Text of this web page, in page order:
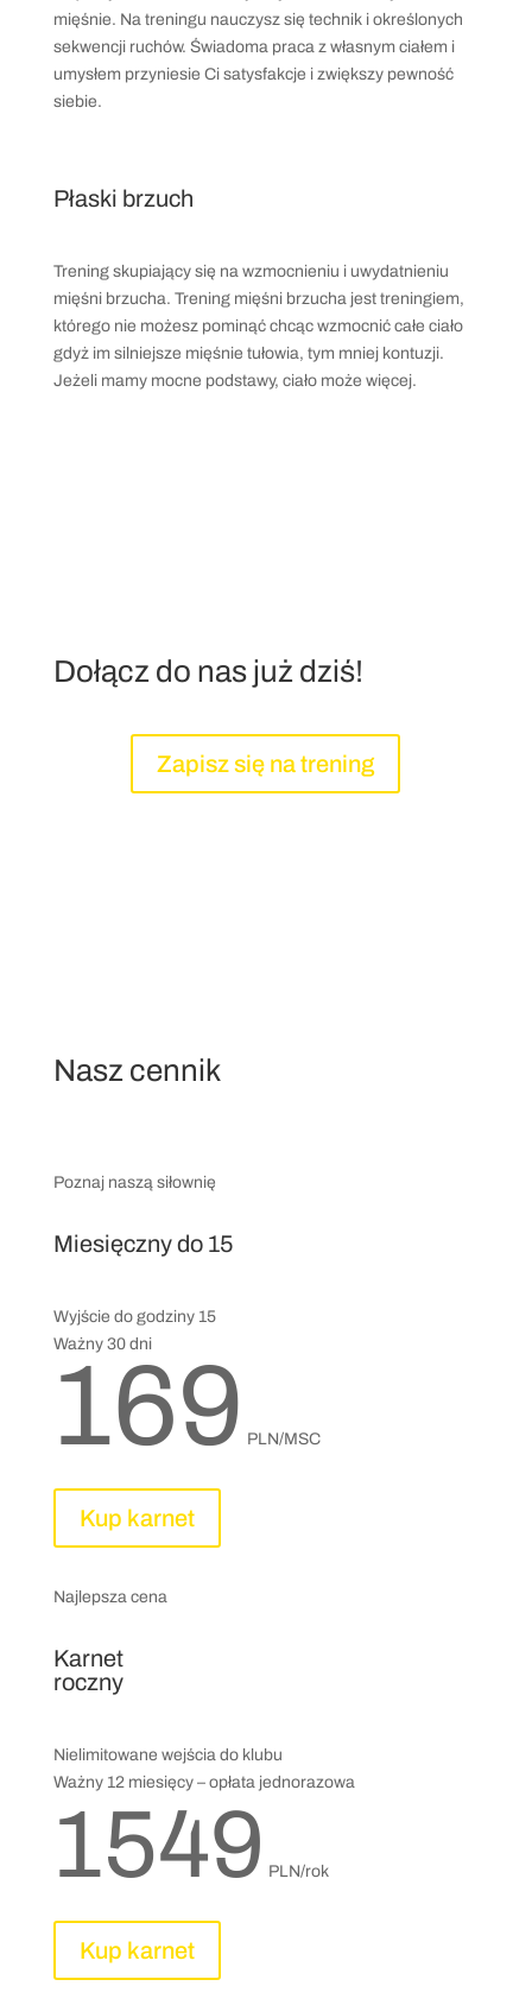
mięśnie. Na treningu nauczysz się technik i określonych
sekwencji ruchów. Świadoma praca z własnym ciałem i
umysłem przyniesie Ci satysfakcje i zwiększy pewność
siebie.
Płaski brzuch
Trening skupiający się na wzmocnieniu i uwydatnieniu
mięśni brzucha. Trening mięśni brzucha jest treningiem,
którego nie możesz pominąć chcąc wzmocnić całe ciało
gdyż im silniejsze mięśnie tułowia, tym mniej kontuzji.
Jeżeli mamy mocne podstawy, ciało może więcej.
Dołącz do nas już dziś!
Zapisz się na trening
Nasz cennik
Poznaj naszą siłownię
Miesięczny do 15
Wyjście do godziny 15
Ważny 30 dni
169 PLN/MSC
Kup karnet
Najlepsza cena
Karnet
roczny
Nielimitowane wejścia do klubu
Ważny 12 miesięcy – opłata jednorazowa
1549 PLN/rok
Kup karnet